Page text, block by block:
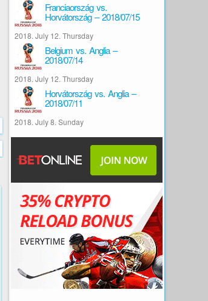
Franciaország vs.
Horvátország – 2018/07/15
2018. July 12. Thursday
Belgium vs. Anglia –
2018/07/14
2018. July 12. Thursday
Horvátország vs. Anglia –
2018/07/11
2018. July 8. Sunday